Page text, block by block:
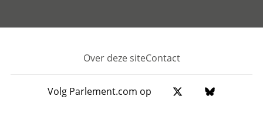
Footer
Over deze siteContact
Volg Parlement.com op